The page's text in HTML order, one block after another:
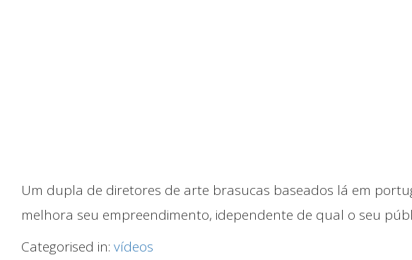
Um dupla de diretores de arte brasucas baseados lá em
melhora seu empreendimento, idependente de qual o seu
Categorised in: vídeos